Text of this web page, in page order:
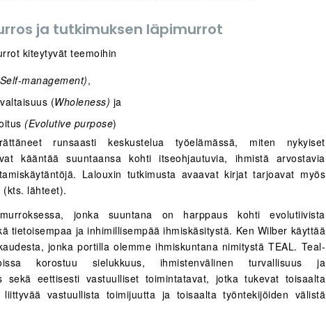
ja tutkimuksen läpimurrot
kiteytyvät teemoihin
management),
(Wholeness) ja
(Evolutive purpose)
runsaasti keskustelua työelämässä, miten nykyiset
kääntää suuntaansa kohti itseohjautuvia, ihmistä arvostavia
Lalouxin tutkimusta avaavat kirjat tarjoavat myös
lähteet).
jonka suuntana on harppaus kohti evolutiivista
tietoisempaa ja inhimillisempää ihmiskäsitystä. Ken Wilber käyttää
jonka portilla olemme ihmiskuntana nimitystä TEAL. Teal-
korostuu sielukkuus, ihmistenvälinen turvallisuus ja
sekä eettisesti vastuulliset toimintatavat, jotka tukevat toisaalta
liittyvää vastuullista toimijuutta ja toisaalta työntekijöiden välistä